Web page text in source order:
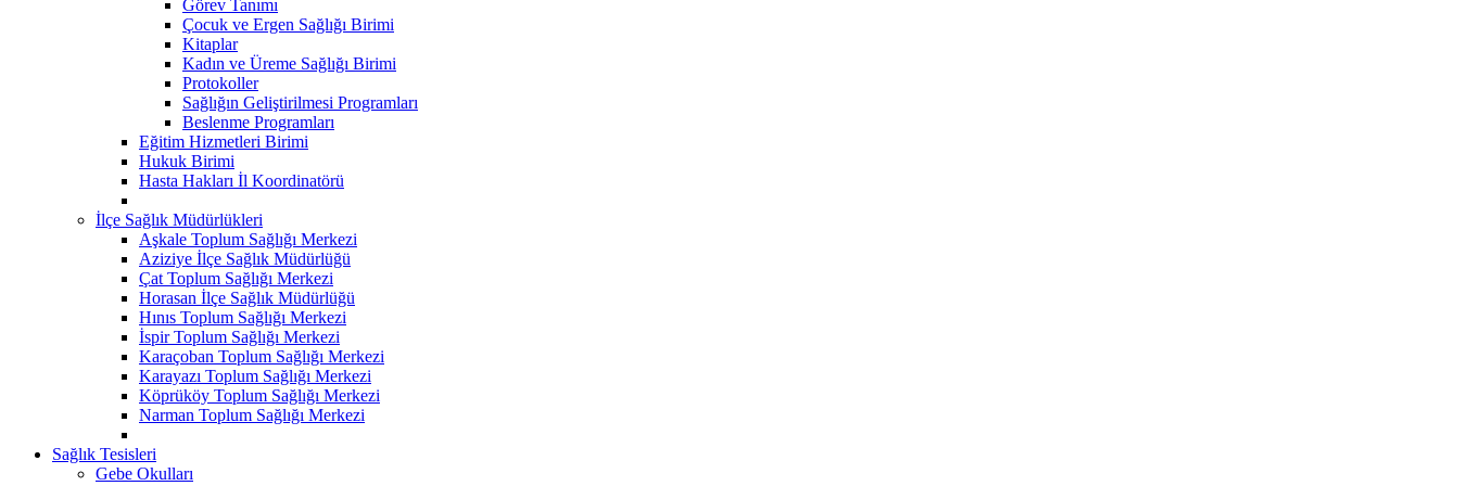
Görev Tanımı
Çocuk ve Ergen Sağlığı Birimi
Kitaplar
Kadın ve Üreme Sağlığı Birimi
Protokoller
Sağlığın Geliştirilmesi Programları
Beslenme Programları
Eğitim Hizmetleri Birimi
Hukuk Birimi
Hasta Hakları İl Koordinatörü
İlçe Sağlık Müdürlükleri
Aşkale Toplum Sağlığı Merkezi
Aziziye İlçe Sağlık Müdürlüğü
Çat Toplum Sağlığı Merkezi
Horasan İlçe Sağlık Müdürlüğü
Hınıs Toplum Sağlığı Merkezi
İspir Toplum Sağlığı Merkezi
Karaçoban Toplum Sağlığı Merkezi
Karayazı Toplum Sağlığı Merkezi
Köprüköy Toplum Sağlığı Merkezi
Narman Toplum Sağlığı Merkezi
Sağlık Tesisleri
Gebe Okulları